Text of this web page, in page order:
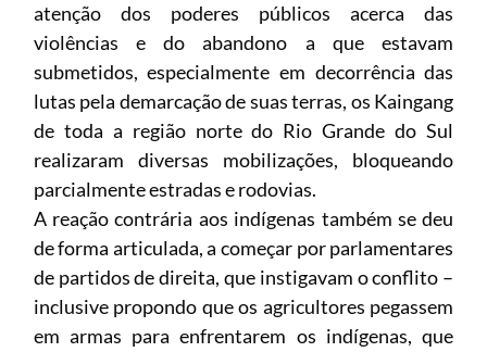
atenção dos poderes públicos acerca das
violências e do abandono a que estavam
submetidos, especialmente em decorrência das
lutas pela demarcação de suas terras, os Kaingang
de toda a região norte do Rio Grande do Sul
realizaram diversas mobilizações, bloqueando
parcialmente estradas e rodovias.
A reação contrária aos indígenas também se deu
de forma articulada, a começar por parlamentares
de partidos de direita, que instigavam o conflito –
inclusive propondo que os agricultores pegassem
em armas para enfrentarem os indígenas, que